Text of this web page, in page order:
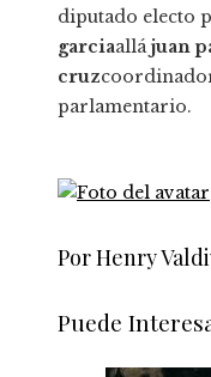
diputado electo
garciaallájuan
cruz
parlamentario.
Por Henry
Puede